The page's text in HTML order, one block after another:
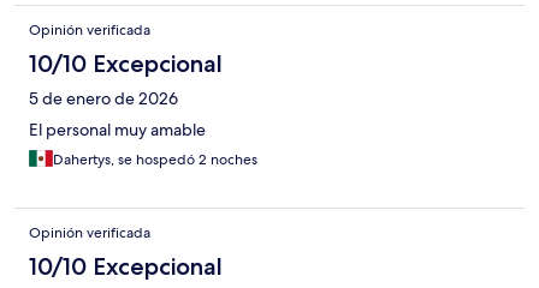
Opinión verificada
10/10 Excepcional
5 de enero de 2026
El personal muy amable
Dahertys, se hospedó 2 noches
Opinión verificada
10/10 Excepcional